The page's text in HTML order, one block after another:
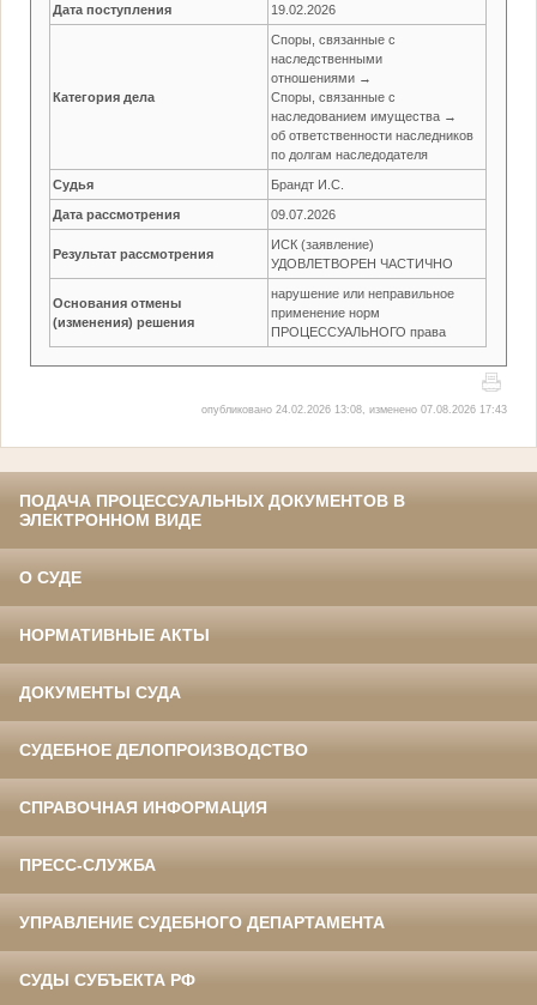
Дата поступления 19.02.2026
Категория дела
Споры, связанные с
наследственными
отношениями →
Споры, связанные с
наследованием имущества →
об ответственности наследников
по долгам наследодателя
Судья Брандт И.С.
Дата рассмотрения 09.07.2026
Результат рассмотрения
ИСК (заявление)
УДОВЛЕТВОРЕН ЧАСТИЧНО
Основания отмены
(изменения) решения
нарушение или неправильное
применение норм
ПРОЦЕССУАЛЬНОГО права
опубликовано 24.02.2026 13:08, изменено 07.08.2026 17:43
ПОДАЧА ПРОЦЕССУАЛЬНЫХ ДОКУМЕНТОВ В
ЭЛЕКТРОННОМ ВИДЕ
О СУДЕ
НОРМАТИВНЫЕ АКТЫ
ДОКУМЕНТЫ СУДА
СУДЕБНОЕ ДЕЛОПРОИЗВОДСТВО
СПРАВОЧНАЯ ИНФОРМАЦИЯ
ПРЕСС-СЛУЖБА
УПРАВЛЕНИЕ СУДЕБНОГО ДЕПАРТАМЕНТА
СУДЫ СУБЪЕКТА РФ